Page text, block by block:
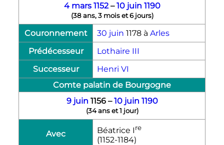
4 mars 1152–10 juin 1190
(38 ans, 3 mois et 6 jours)
Couronnement 30 juin 1178 à Arles
Prédécesseur
Lothaire III
Successeur
Henri VI
Comte palatin de Bourgogne
9 juin 1156–10 juin 1190
(34 ans et 1 jour)
Avec Béatrice Ire
(1152-1184)